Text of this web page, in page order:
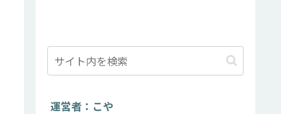
運営者：こや